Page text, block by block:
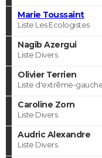
Marie Toussaint
Liste Les Ecologistes
Nagib Azergui
Liste Divers
Olivier Terrien
Liste d'extrême-
Caroline Zorn
Liste Divers
Audric Alexandre
Liste Divers